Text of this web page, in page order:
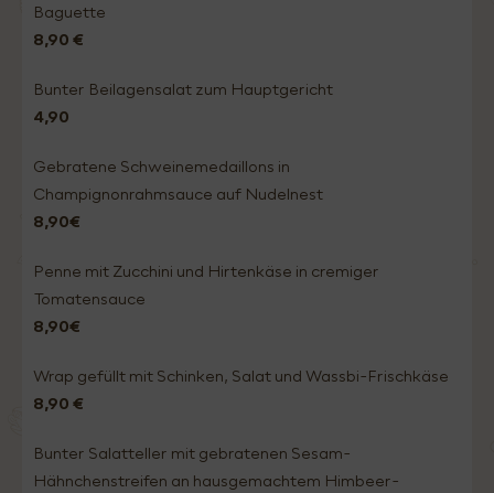
Baguette
8,90 €
Bunter Beilagensalat zum Hauptgericht
4,90
Gebratene Schweinemedaillons in
Champignonrahmsauce auf Nudelnest
8,90€
Penne mit Zucchini und Hirtenkäse in cremiger
Tomatensauce
8,90€
Wrap gefüllt mit Schinken, Salat und Wassbi-Frischkäse
8,90 €
Bunter Salatteller mit gebratenen Sesam-
Hähnchenstreifen an hausgemachtem Himbeer-